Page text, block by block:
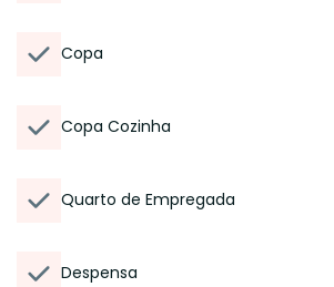
Copa
Copa Cozinha
Quarto de Empregada
Despensa